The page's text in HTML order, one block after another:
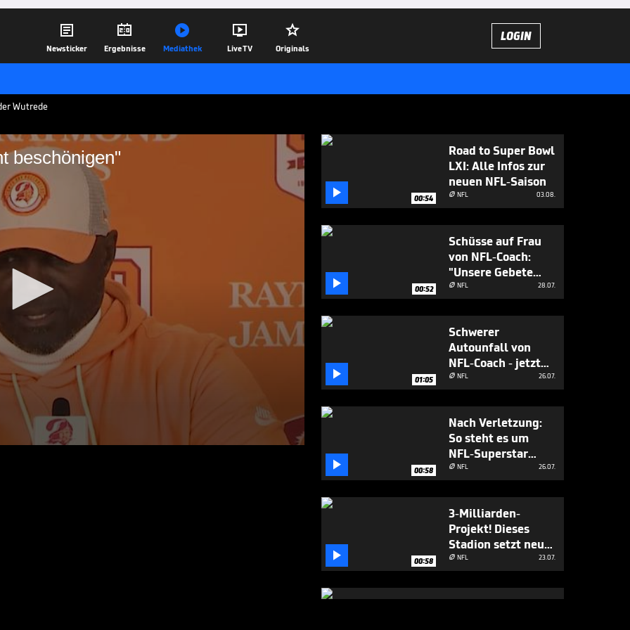

Newsticker

Ergebnisse

Mediathek

Live TV

Originals
LOGIN
Wutrede
beschönigen"
nicht beschönigen"
gegen die Atlanta Falcons bedient.
in der NFL nimmt kein Blatt
Wutrede ab.
12.12.25
 00:54
Road to Super Bowl
LXI: Alle Infos zur
neuen NFL-Saison
 NFL 03.08.
 00:52
Schüsse auf Frau
von NFL-Coach:
"Unsere Gebete
sind bei ihnen"
 NFL 28.07.
 01:05
Schwerer
Autounfall von
NFL-Coach - jetzt
gibt's ein Update
 NFL 26.07.
 00:58
Nach Verletzung:
So steht es um
NFL-Superstar
Mahomes
 NFL 26.07.
 00:58
3-Milliarden-
Projekt! Dieses
Stadion setzt neue
Maßstäbe
 NFL 23.07.
Die NFL-Champions